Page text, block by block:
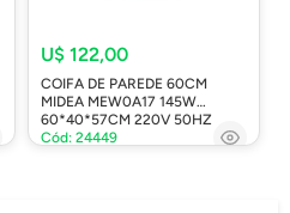
U$ 122,00
COIFA DE PAREDE 60CM
MIDEA MEW0A17 145W
60*40*57CM 220V 50HZ
Cód: 24449